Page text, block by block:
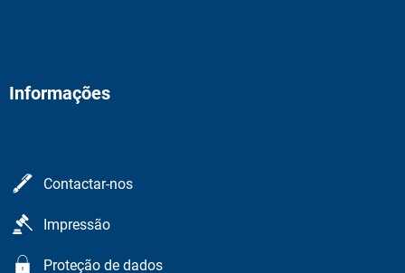
Informações
Contactar-nos
Impressão
Proteção de dados